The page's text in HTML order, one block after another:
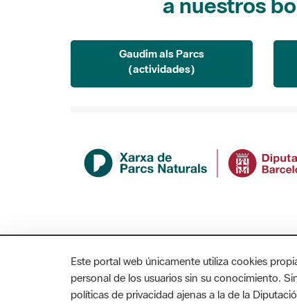
(actividades)
AVISO LEGAL ACCESIBILIDAD
Este portal web únicamente utiliza cookies
personal de los usuarios sin su conocimiento.
políticas de privacidad ajenas a la de la